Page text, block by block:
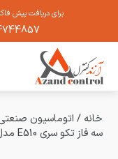
برای دریافت پیش
خانه / اتوماسیون
سه فاز تکو سری E510 مدل E510-403-H3